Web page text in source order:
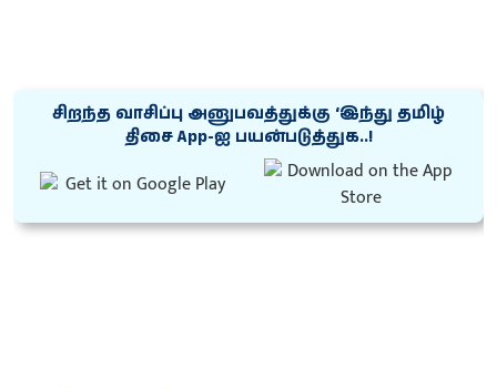
சிறந்த வாசிப்பு அனுபவத்துக்கு ‘இந்து தமிழ்
திசை App-ஐ பயன்படுத்துக..!